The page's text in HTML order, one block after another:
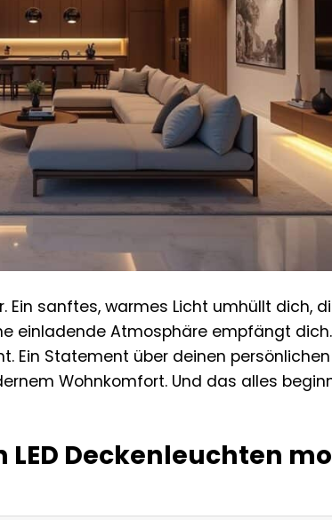
sanftes, warmes Licht umhüllt dich,
einladende Atmosphäre empfängt
Ein Statement über deinen
Wohnkomfort. Und das alles
Deckenleuchten